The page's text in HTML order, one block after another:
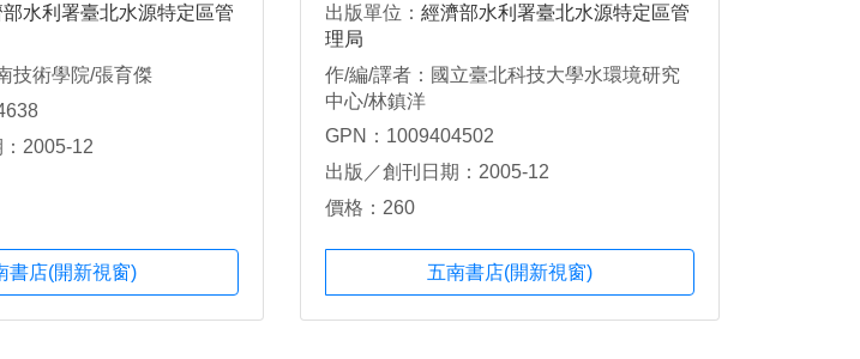
水利署臺北水源特定區管
技術學院/張育傑
2005-12
書店(開新視窗)
出版單位： 經濟部水利署臺北水源特定區管
理局
作/編/譯者：國立臺北科技大學水環境研究
中心/林鎮洋
GPN：1009404502
出版／創刊日期：2005-12
價格：260
五南書店(開新視窗)